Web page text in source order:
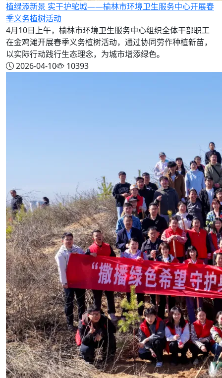
植绿添新景 实干护驼城——榆林市环境卫生服务中心开展春
季义务植树活动
4月10日上午，榆林市环境卫生服务中心组织全体干部职工
在金鸡滩开展春季义务植树活动，通过协同劳作种植新苗，
以实际行动践行生态理念，为城市增添绿色。
2026-04-10
10393